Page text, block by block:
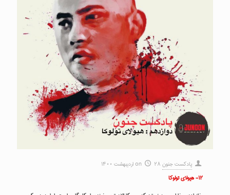
پادکست جنون on
۲۸ اردیبهشت ۱۴۰۰
۱۲- هیولای تولوکا